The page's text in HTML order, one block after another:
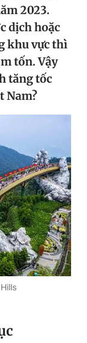
cáo
2023.
dịch hoặc
khu vực thì
tốn. Vậy
tăng tốc
Nam?